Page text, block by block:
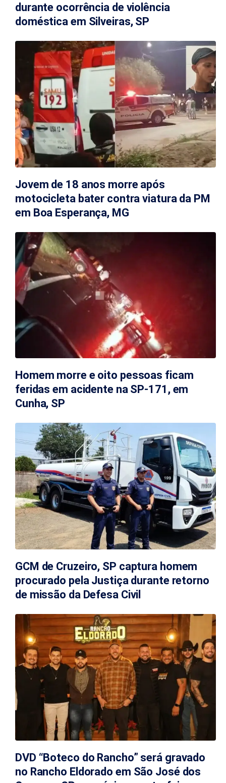
durante ocorrência de violência
doméstica em Silveiras, SP
Jovem de 18 anos morre após
motocicleta bater contra viatura da PM
em Boa Esperança, MG
Homem morre e oito pessoas ficam
feridas em acidente na SP-171, em
Cunha, SP
GCM de Cruzeiro, SP captura homem
procurado pela Justiça durante retorno
de missão da Defesa Civil
DVD “Boteco do Rancho” será gravado
no Rancho Eldorado em São José dos